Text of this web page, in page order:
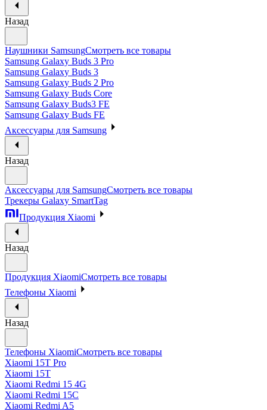
Назад
Наушники SamsungСмотреть все товары
Samsung Galaxy Buds 3 Pro
Samsung Galaxy Buds 3
Samsung Galaxy Buds 2 Pro
Samsung Galaxy Buds Core
Samsung Galaxy Buds3 FE
Samsung Galaxy Buds FE
Аксессуары для Samsung
Назад
Аксессуары для SamsungСмотреть все товары
Трекеры Galaxy SmartTag
Продукция Xiaomi
Назад
Продукция XiaomiСмотреть все товары
Телефоны Xiaomi
Назад
Телефоны XiaomiСмотреть все товары
Xiaomi 15T Pro
Xiaomi 15T
Xiaomi Redmi 15 4G
Xiaomi Redmi 15C
Xiaomi Redmi A5